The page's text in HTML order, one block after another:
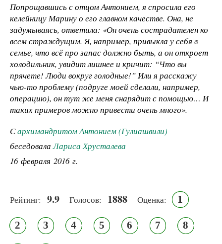
Попрощавшись с отцом Антонием, я спросила его
келейницу Марину о его главном качестве. Она, не
задумываясь, ответила: «Он очень сострадателен ко
всем страждущим. Я, например, привыкла у себя в
семье, что всё про запас должно быть, а он откроет
холодильник, увидит лишнее и кричит: “Что вы
прячете! Люди вокруг голодные!” Или я расскажу
чью-то проблему (подруге моей сделали, например,
операцию), он тут же меня снарядит с помощью… И
таких примеров можно привести очень много».
Сархимандритом Антонием (Гулиашвили)
беседовалаЛариса Хрусталева
16 февраля 2016 г.
Рейтинг: 9.9 Голосов: 1888 Оценка: 1
2 3 4 5 6 7 8